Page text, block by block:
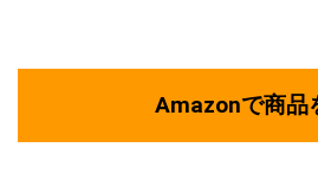
Amazonで商品